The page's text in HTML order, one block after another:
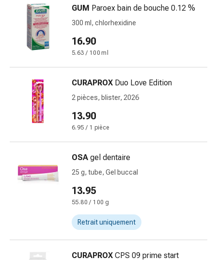
pour
Pansements
Bandes
compression
Pansements
de
pansement,
tapes
et
accessoires
Pansements
tubulaires
filets
Matériel
GUM Paroex bain de bouche 0.12 %
300 ml, chlorhexidine
16.90
5.63 / 100 ml
CURAPROX Duo Love Edition
2 pièces, blister, 2026
13.90
6.95 / 1 pièce
OSA gel dentaire
25 g, tube, Gel buccal
13.95
55.80 / 100 g
Retrait uniquement
CURAPROX CPS 09 prime start